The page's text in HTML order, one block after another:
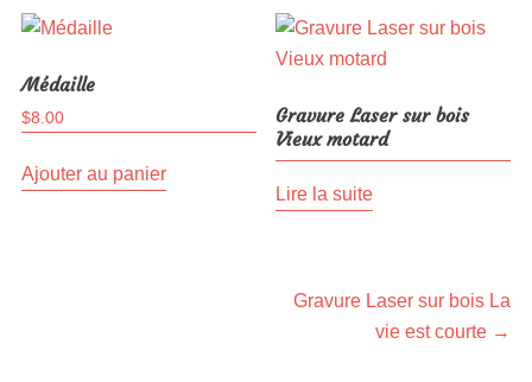
Médaille
$8.00
Ajouter au panier
Gravure Laser sur bois
Vieux motard
Lire la suite
Article
Gravure Laser sur bois La
vie est courte →